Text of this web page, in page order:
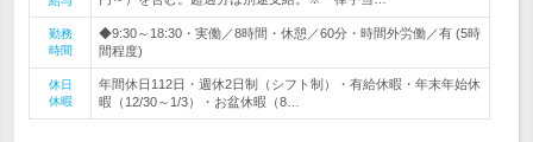
勤務
時間
◆9:30～18:30・実働／8時間・休憩／60分・時間外労働／有 (5時
間程度)
休日
休暇
年間休日112日・週休2日制（シフト制）・有給休暇・年末年始休
暇（12/30～1/3）・お盆休暇（8…